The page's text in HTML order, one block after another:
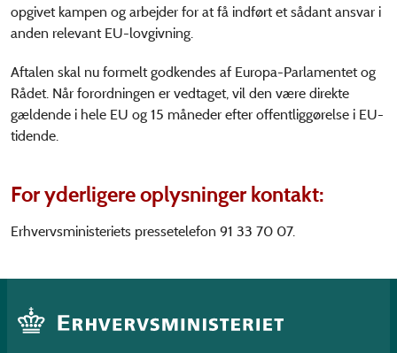
opgivet kampen og arbejder for at få indført et sådant ansvar i
anden relevant EU-lovgivning.
Aftalen skal nu formelt godkendes af Europa-Parlamentet og
Rådet. Når forordningen er vedtaget, vil den være direkte
gældende i hele EU og 15 måneder efter offentliggørelse i EU-
tidende.
For yderligere oplysninger kontakt:
Erhvervsministeriets pressetelefon 91 33 70 07.